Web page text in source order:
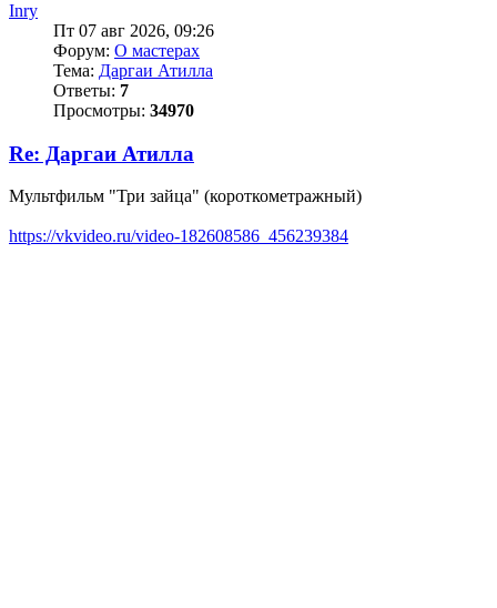
Inry
Пт 07 авг 2026, 09:26
Форум: О мастерах
Тема: Даргаи Атилла
Ответы: 7
Просмотры: 34970
Re: Даргаи Атилла
Мультфильм "Три зайца" (короткометражный)
https://vkvideo.ru/video-182608586_456239384